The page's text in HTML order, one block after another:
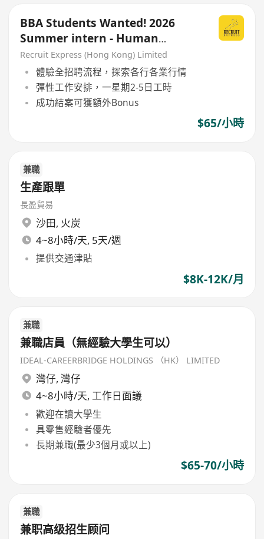
BBA Students Wanted! 2026
Summer intern - Human
Resources hiring now!
Recruit Express (Hong Kong) Limited
體驗全招聘流程，探索各行各業行情
彈性工作安排，一星期2-5日工時
成功結案可獲額外Bonus
$65/小時
兼職
生產跟單
長盈貿易
沙田, 火炭
4~8小時/天, 5天/週
提供交通津貼
$8K-12K/月
兼職
兼職店員（無經驗大學生可以）
IDEAL-CAREERBRIDGE HOLDINGS （HK） LIMITED
灣仔, 灣仔
4~8小時/天, 工作日面議
歡迎在讀大學生
具零售經驗者優先
長期兼職(最少3個月或以上)
$65-70/小時
兼職
兼职高级招生顾问